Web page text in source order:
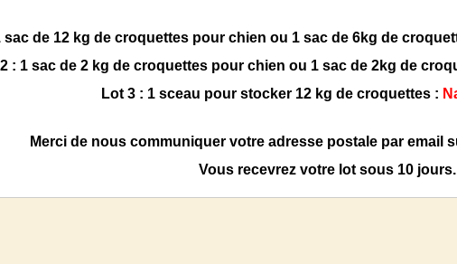
sac de 12 kg de croquettes pour chien ou 1 sac de 6kg de
: 1 sac de 2 kg de croquettes pour chien ou 1 sac de 2kg de
Lot 3 : 1 sceau pour stocker 12 kg de croquettes :
Merci de nous communiquer votre adresse postale par email
Vous recevrez votre lot sous 10 jours.